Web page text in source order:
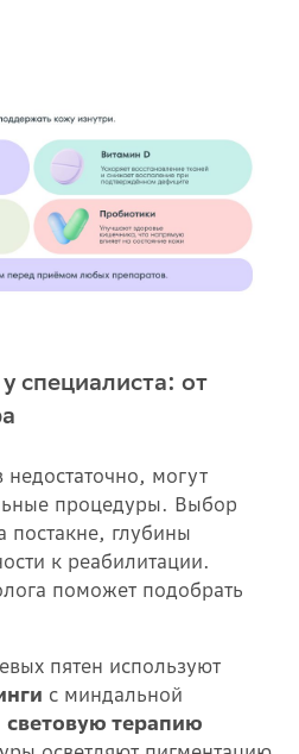
специалиста: от
недостаточно, могут
процедуры. Выбор
постакне, глубины
к реабилитации.
поможет подобрать
пятен используют
с миндальной
световую терапию